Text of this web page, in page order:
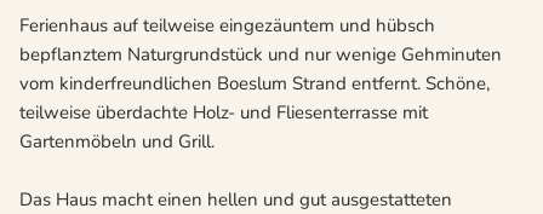
Ferienhaus auf teilweise eingezäuntem und hübsch
bepflanztem Naturgrundstück und nur wenige Gehminuten
vom kinderfreundlichen Boeslum Strand entfernt. Schöne,
teilweise überdachte Holz- und Fliesenterrasse mit
Gartenmöbeln und Grill.
Das Haus macht einen hellen und gut ausgestatteten